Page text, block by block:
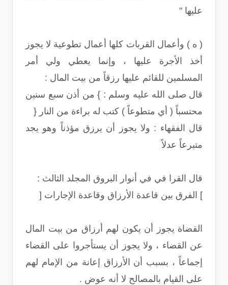
عليها "
( ه ) وأعمال القربات كلها أعمال تطوعية لا يجوز
أخذ الأجرة عليها ، وإنما يعطي ولي أمر
المسلمين للقائم عليها رزقاً من بيت المال :
قال صلى الله عليه وسلم : } من أذن سبع سنين
محتسباً ( أي متطوعاً ) كتب له براءة من النار {
قال الفقهاء : ولا يجوز أن يرزق مؤذناً وهو يجد
متبرعاً عدلاً
قال القرا في في أنوار البروق المجلد الثالث :
] الفرق بين قاعدة الأرزاق وقاعدة الإجارات [
القضاة يجوز أن يكون لهم أرزاق من بيت المال
عن القضاء ، ولا يجوز أن يستأجروا على القضاء
إجماعاً ، بسبب أن الأرزاق إعانة من الإمام لهم
على القيام بالمصالح لا أنه عوض .